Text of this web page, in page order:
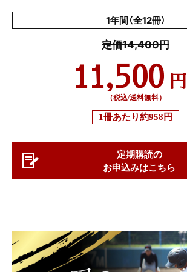
1年間（全12冊）
定価14,400円
11,500 円
（税込/送料無料）
1冊あたり約958円
定期購読の
お申込みはこちら